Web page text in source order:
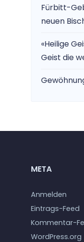
Fürbitt-
neuen
«Heilige
Geist die
META
Anmelden
Eintrags-Feed
Kommentar-
WordPress.org